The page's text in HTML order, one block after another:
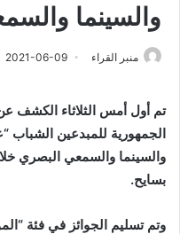
والسينما
منبر القراء 2021-06-09
تم أول أمس الثلاثاء الكشف
الجمهورية للمبدعين
والسينما والسمعي البصري
بسايح.
وتم تسليم الجوائز في فئة